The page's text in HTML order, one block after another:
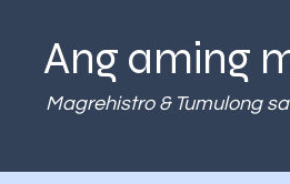
Ang aming
Magrehistro & Tumulong